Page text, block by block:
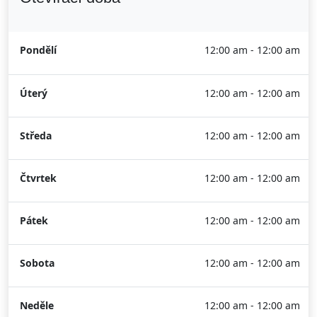
Pondělí 12:00 am - 12:00 am
Úterý 12:00 am - 12:00 am
Středa 12:00 am - 12:00 am
Čtvrtek 12:00 am - 12:00 am
Pátek 12:00 am - 12:00 am
Sobota 12:00 am - 12:00 am
Neděle 12:00 am - 12:00 am